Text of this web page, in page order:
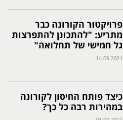
פרויקטור הקורונה כבר
מתריע: "להתכונן להתפרצות
גל חמישי של תחלואה"
14.09.2021
כיצד פותח החיסון לקורונה
במהירות רבה כל כך?